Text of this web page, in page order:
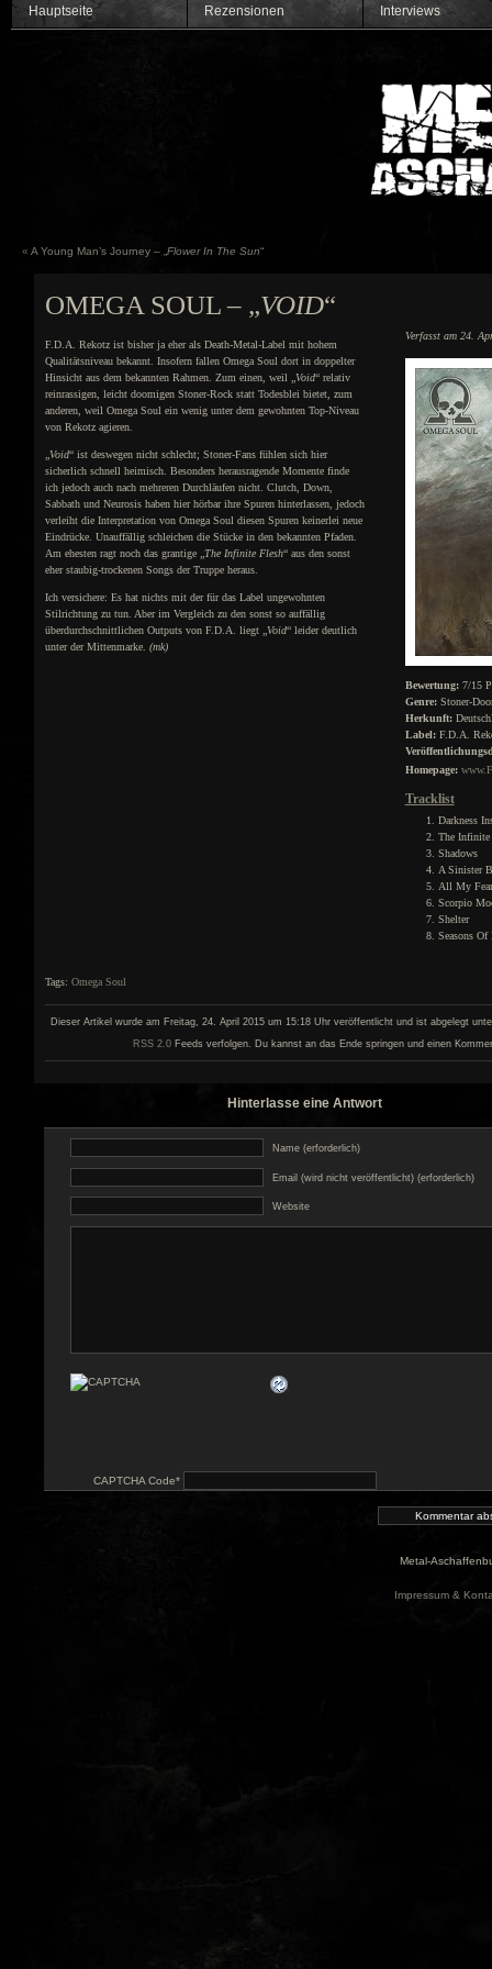
Hauptseite Rezensionen Interviews
« A Young Man’s Journey – „ Flower In The Sun“
OMEGA SOUL – „VOID“
Verfasst am 24.
F.D.A. Rekotz ist bisher ja eher als Death-Metal-Label mit hohem
Qualitätsniveau bekannt. Insofern fallen Omega Soul dort in doppelter
Hinsicht aus dem bekannten Rahmen. Zum einen, weil „ Void“ relativ
reinrassigen, leicht doomigen Stoner-Rock statt Todesblei bietet, zum
anderen, weil Omega Soul ein wenig unter dem gewohnten Top-Niveau
von Rekotz agieren.
Void“ ist deswegen nicht schlecht; Stoner-Fans fühlen sich hier
sicherlich schnell heimisch. Besonders herausragende Momente finde
ich jedoch auch nach mehreren Durchläufen nicht. Clutch, Down,
Sabbath und Neurosis haben hier hörbar ihre Spuren hinterlassen, jedoch
verleiht die Interpretation von Omega Soul diesen Spuren keinerlei neue
Eindrücke. Unauffällig schleichen die Stücke in den bekannten Pfaden.
Am ehesten ragt noch das grantige „ The Infinite Flesh“ aus den sonst
eher staubig-trockenen Songs der Truppe heraus.
Ich versichere: Es hat nichts mit der für das Label ungewohnten
Stilrichtung zu tun. Aber im Vergleich zu den sonst so auffällig
überdurchschnittlichen Outputs von F.D.A. liegt „ Void“ leider deutlich
unter der Mittenmarke. (mk)
Bewertung:7/15
Genre:Stoner-
Herkunft:
Label:F.D.A.
Homepage:
Tracklist
Darkness
The Infinite
Shadows
A Sinister
All My
Scorpio
Shelter
Seasons Of
Tags: Omega Soul
Dieser Artikel wurde am Freitag, 24. April 2015 um 15:18 Uhr veröffentlicht und ist abgelegt
RSS 2.0 Feeds verfolgen. Du kannst an das Ende springen und einen
Hinterlasse eine Antwort
Name (erforderlich)
Email (wird nicht veröffentlicht) (erforderlich)
Website
CAPTCHA Code*
Metal-
Impressum &